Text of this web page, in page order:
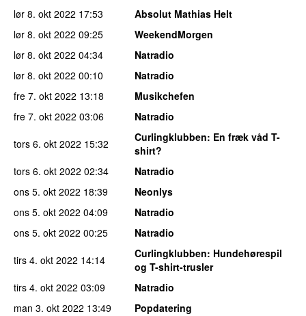
lør 8. okt 2022 17:53
Absolut Mathias Helt
lør 8. okt 2022 09:25
WeekendMorgen
lør 8. okt 2022 04:34
Natradio
lør 8. okt 2022 00:10
Natradio
fre 7. okt 2022 13:18
Musikchefen
fre 7. okt 2022 03:06
Natradio
tors 6. okt 2022 15:32 Curlingklubben: En fræk våd T-
shirt?
tors 6. okt 2022 02:34
Natradio
ons 5. okt 2022 18:39
Neonlys
ons 5. okt 2022 04:09
Natradio
ons 5. okt 2022 00:25
Natradio
tirs 4. okt 2022 14:14 Curlingklubben: Hundehørespil
og T-shirt-trusler
tirs 4. okt 2022 03:09
Natradio
man 3. okt 2022 13:49
Popdatering